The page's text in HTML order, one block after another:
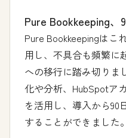
Pure Bookkeeping
Pure Bookkeepingはこ
用し、不具合も頻繁に
への移行に踏み切りま
化や分析、HubSpotア
を活用し、導入から90
することができました。